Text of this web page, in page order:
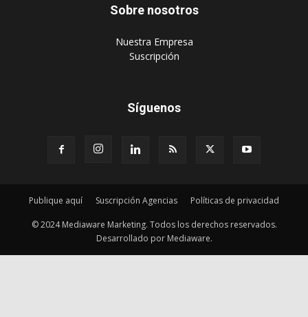
Sobre nosotros
‎Nuestra Empresa
‎Suscripción
Síguenos
Publique aquí Suscripción Agencias Políticas de privacidad
© 2024 Mediaware Marketing. Todos los derechos reservados.
Desarrollado por Mediaware.